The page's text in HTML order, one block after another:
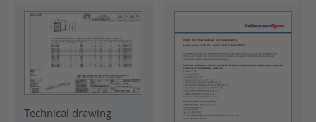
Technical drawing